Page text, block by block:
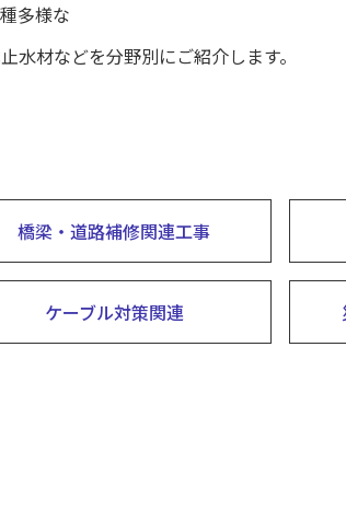
多様な
材などを分野別にご紹介します。
橋梁・道路補修関連工事
ケーブル対策関連